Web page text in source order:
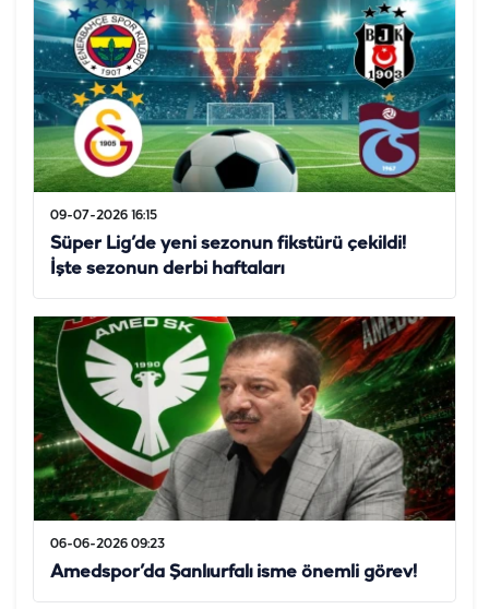
09-07-2026 16:15
Süper Lig’de yeni sezonun fikstürü çekildi!
İşte sezonun derbi haftaları
06-06-2026 09:23
Amedspor’da Şanlıurfalı isme önemli görev!